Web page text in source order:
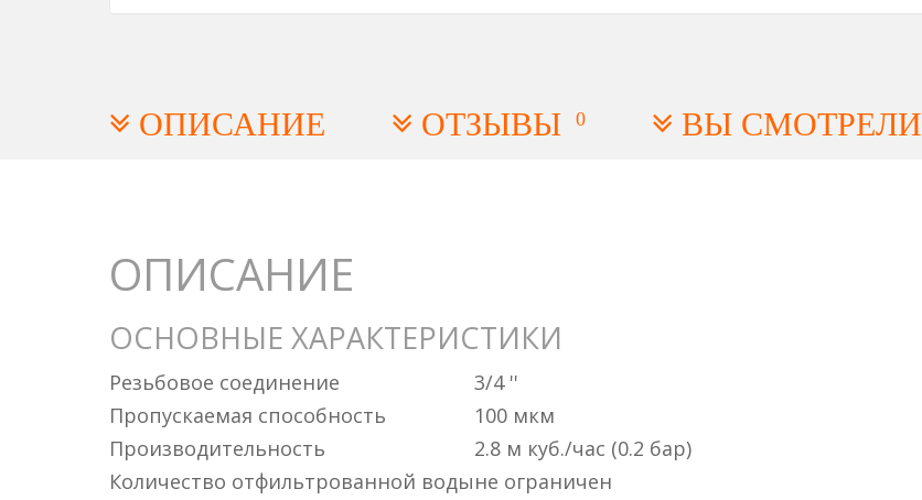
ОПИСАНИЕ ОТЗЫВЫ 0 ВЫ СМОТРЕЛИ
ОПИСАНИЕ
ОСНОВНЫЕ ХАРАКТЕРИСТИКИ
Резьбовое соединение
3/4 ''
Пропускаемая способность
100 мкм
Производительность
2.8 м куб./час (0.2 бар)
Количество отфильтрованной водыне ограничен